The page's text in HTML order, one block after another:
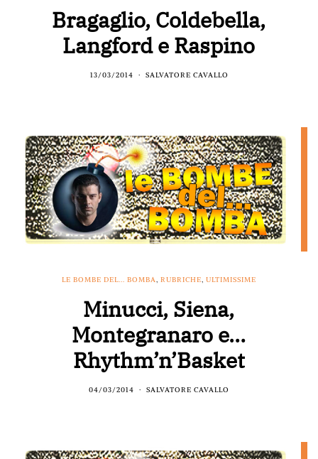
Bragaglio, Coldebella,
Langford e Raspino
13/03/2014 SALVATORE CAVALLO
LE BOMBE DEL... BOMBA, RUBRICHE, ULTIMISSIME
Minucci, Siena,
Montegranaro e…
Rhythm’n’Basket
04/03/2014 SALVATORE CAVALLO